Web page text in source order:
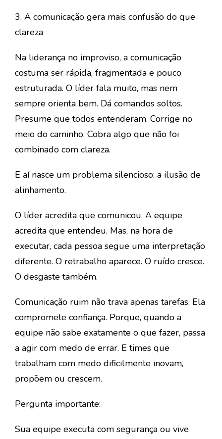
3. A comunicação gera mais confusão do que
clareza
Na liderança no improviso, a comunicação
costuma ser rápida, fragmentada e pouco
estruturada. O líder fala muito, mas nem
sempre orienta bem. Dá comandos soltos.
Presume que todos entenderam. Corrige no
meio do caminho. Cobra algo que não foi
combinado com clareza.
E aí nasce um problema silencioso: a ilusão de
alinhamento.
O líder acredita que comunicou. A equipe
acredita que entendeu. Mas, na hora de
executar, cada pessoa segue uma interpretação
diferente. O retrabalho aparece. O ruído cresce.
O desgaste também.
Comunicação ruim não trava apenas tarefas. Ela
compromete confiança. Porque, quando a
equipe não sabe exatamente o que fazer, passa
a agir com medo de errar. E times que
trabalham com medo dificilmente inovam,
propõem ou crescem.
Pergunta importante:
Sua equipe executa com segurança ou vive